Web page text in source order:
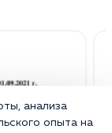
анализа
опыта на